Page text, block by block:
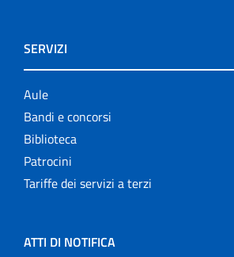
SERVIZI
Aule
Bandi e concorsi
Biblioteca
Patrocini
Tariffe dei servizi a terzi
ATTI DI NOTIFICA